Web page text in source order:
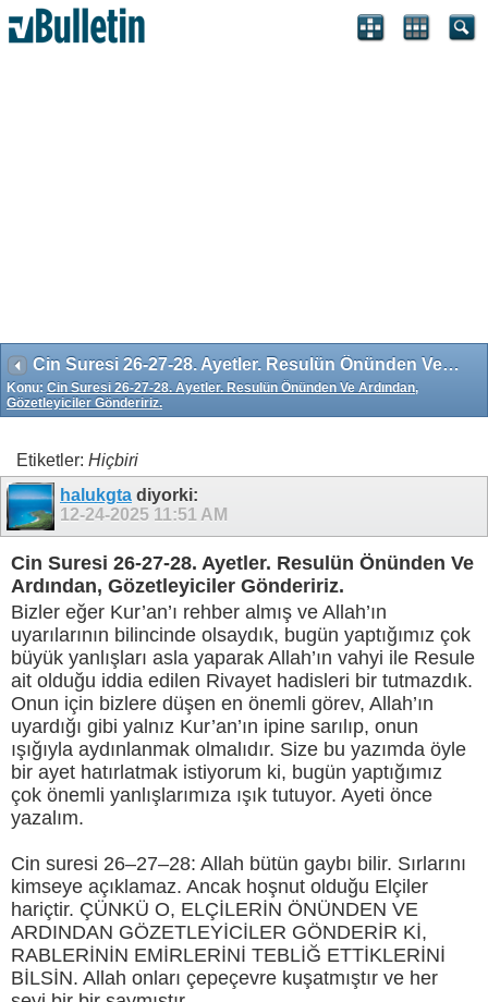
Cin Suresi 26-27-28. Ayetler. Resulün Önünden Ve Ardından, Gözetleyiciler Göndeririz.
Konu: Cin Suresi 26-27-28. Ayetler. Resulün Önünden Ve Ardından,
Gözetleyiciler Göndeririz.
Etiketler: Hiçbiri
halukgta diyorki:
12-24-2025 11:51 AM
Cin Suresi 26-27-28. Ayetler. Resulün Önünden Ve
Ardından, Gözetleyiciler Göndeririz.
Bizler eğer Kur’an’ı rehber almış ve Allah’ın
uyarılarının bilincinde olsaydık, bugün yaptığımız çok
büyük yanlışları asla yaparak Allah’ın vahyi ile Resule
ait olduğu iddia edilen Rivayet hadisleri bir tutmazdık.
Onun için bizlere düşen en önemli görev, Allah’ın
uyardığı gibi yalnız Kur’an’ın ipine sarılıp, onun
ışığıyla aydınlanmak olmalıdır. Size bu yazımda öyle
bir ayet hatırlatmak istiyorum ki, bugün yaptığımız
çok önemli yanlışlarımıza ışık tutuyor. Ayeti önce
yazalım.
Cin suresi 26–27–28: Allah bütün gaybı bilir. Sırlarını
kimseye açıklamaz. Ancak hoşnut olduğu Elçiler
hariçtir. ÇÜNKÜ O, ELÇİLERİN ÖNÜNDEN VE
ARDINDAN GÖZETLEYİCİLER GÖNDERİR Kİ,
RABLERİNİN EMİRLERİNİ TEBLİĞ ETTİKLERİNİ
BİLSİN. Allah onları çepeçevre kuşatmıştır ve her
Search Engine Optimization by vBSEO 3.6.1 ©2011, Crawlability,